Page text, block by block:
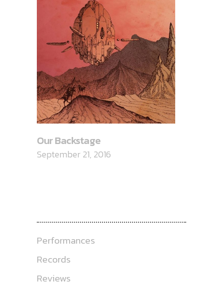
Our Backstage
September 21, 2016
Performances
Records
Reviews